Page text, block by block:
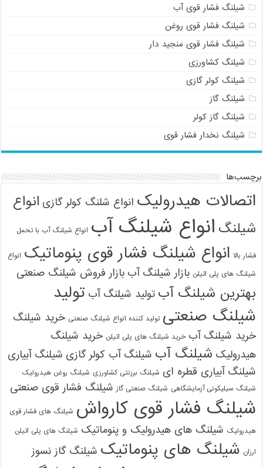
شیلنگ فشار قوی آب
شیلنگ فشار قوی روغن
شیلنگ فشار قوی منجید دار
شیلنگ کشاورزی
شیلنگ کولر گازی
شیلنگ گاز
شیلنگ گاز کولر
شیلنگ نخدار فشار قوی
برچسب‌ها
اتصالات هیدرولیک انواع شلنگ کولر گازی انواع
شیلنگ انواع شیلنگ آب انواع شیلنگ آب با تحمل
فشار بالا انواع شیلنگ فشار قوی پنوماتیک انواع
شیلنگ های پلی اتیلن بازار شیلنگ آب بازار فروش شیلنگ صنعتی
بهترین شیلنگ آب تولید شیلنگ آب تولید
شیلنگ صنعتی تولید کننده انواع شیلنگ صنعتی خرید شیلنگ
خرید شیلنگ آب خرید شیلنگ های پلی اتیلن خرید شیلنگ
هیدرولیک شیلنگ آب شیلنگ آب کولر گازی شیلنگ آبیاری
شیلنگ آبیاری قطره ای شیلنگ برزنتی کشاورزی شیلنگ روغن هیدرولیک
شیلنگ سیلیکونی آزمایشگاهی شیلنگ صنعتی گاز شیلنگ فشار قوی صنعتی
شیلنگ فشار قوی کارواش شیلنگ های فشار قوی
هیدرولیک شیلنگ های هیدرولیک و پنوماتیک شیلنگ های پلی اتیلن
ارزان شیلنگ های پنوماتیک شیلنگ گاز نسوز